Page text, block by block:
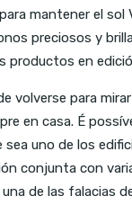
mantener el
preciosos y
en
volverse para
en casa. É
uno de los
conjunta con
de las falacias